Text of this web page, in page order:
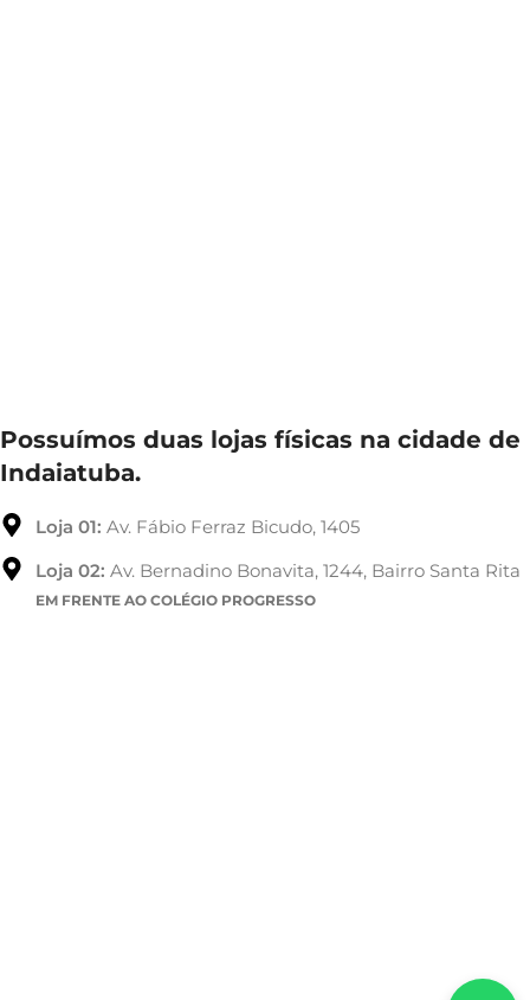
Possuímos duas lojas físicas na cidade de
Indaiatuba.
Loja 01: Av. Fábio Ferraz Bicudo, 1405
Loja 02: Av. Bernadino Bonavita, 1244, Bairro Santa Rita
EM FRENTE AO COLÉGIO PROGRESSO